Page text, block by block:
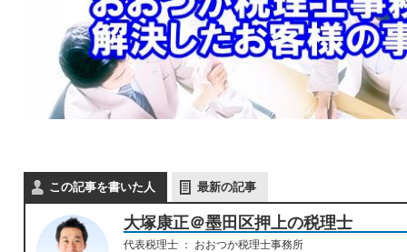
この記事を書いた人 最新の記事
大塚康正＠墨田区押上の税理士
代表税理士： おおつか税理士事務所